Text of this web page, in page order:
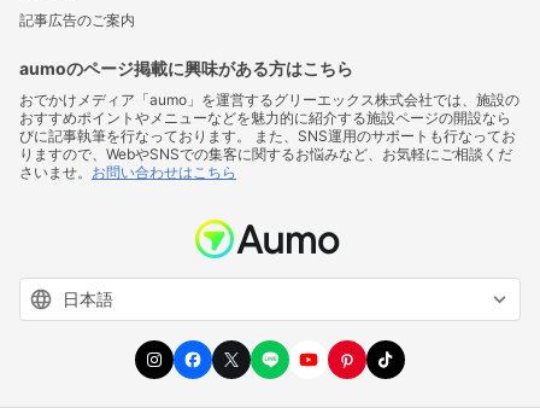
記事広告のご案内
aumoのページ掲載に興味がある方はこちら
おでかけメディア「aumo」を運営するグリーエックス株式会社では、施設の
おすすめポイントやメニューなどを魅力的に紹介する施設ページの開設なら
びに記事執筆を行なっております。 また、SNS運用のサポートも行なってお
りますので、WebやSNSでの集客に関するお悩みなど、お気軽にご相談くだ
さいませ。 お問い合わせはこちら